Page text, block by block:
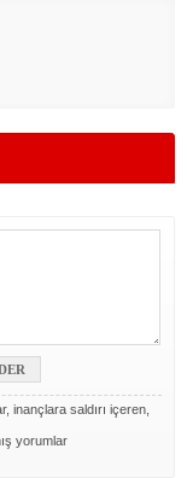
inançlara saldırı içeren,
yorumlar